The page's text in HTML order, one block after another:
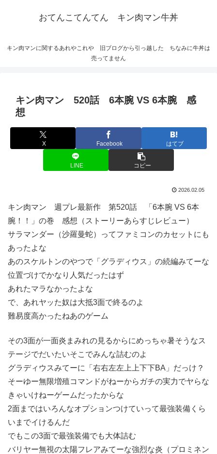
おてんこてんてん キン肉マン牛丼
キン肉マンに関するあれやこれや 旧ブログから引っ越した ちなみに牛丼は
売ってません
キン肉マン 520話 6本腕 VS 6本腕 感
想
X Facebook はてブ
LINE コピー
2026.02.05
キン肉マン 週プレ最新作 第520話 「6本腕 VS 6本
腕！！」の巻 感想（ストーリーあらすじレビュー）
サラマンダー（沙羅曼蛇）ってファミコンのカセットにも
あったよな
あのスケルトンのやつで「グラディウス」の続編みてーな
位置づけでかなり人気だったはず
あれたマラなかったよな
で、あれヤッた奴は大抵3面で終るのよ
難易度高かったねあのゲーム
その3面が一面炎まみれの見るからにめっちゃ暑そうなス
テージでだいたいそこでみんな詰むのよ
グラディウスみてーに「右右左左上上下下BA」だっけ？
そーゆー無限増殖コマンドがねーからガチの実力でヤらな
きゃいけねーゲームだったからな
2面まではいろんなオプションつけていって最強装備くら
いまでイけるんだ
でもこの3面で最強装備でも大体詰む
バリヤー無視の太陽フレアみてーな強烈な炎（プロミネン